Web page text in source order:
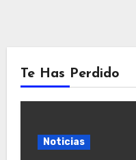
Te Has Perdido
Noticias